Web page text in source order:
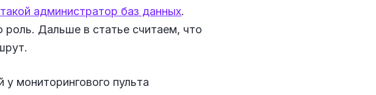
администратор баз данных.
роль. Дальше в статье считаем, что